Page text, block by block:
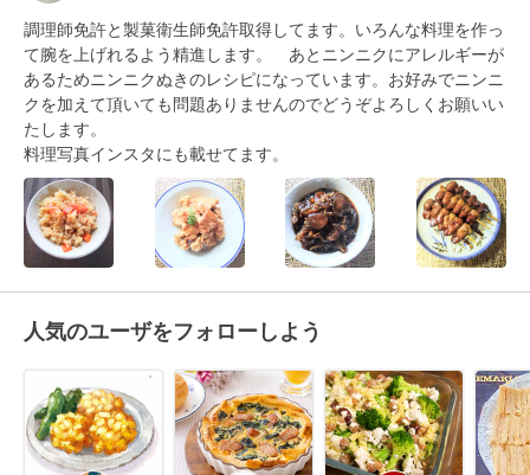
調理師免許と製菓衛生師免許取得してます。いろんな料理を作っ
て腕を上げれるよう精進します。　あとニンニクにアレルギーが
あるためニンニクぬきのレシピになっています。お好みでニンニ
クを加えて頂いても問題ありませんのでどうぞよろしくお願いい
たします。
料理写真インスタにも載せてます。
人気のユーザをフォローしよう